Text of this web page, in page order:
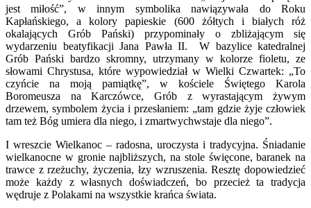
jest miłość”, w innym symbolika nawiązywała do Roku
Kapłańskiego, a kolory papieskie (600 żółtych i białych róż
okalających Grób Pański) przypominały o zbliżającym się
wydarzeniu beatyfikacji Jana Pawła II. W bazylice katedralnej
Grób Pański bardzo skromny, utrzymany w kolorze fioletu, ze
słowami Chrystusa, które wypowiedział w Wielki Czwartek: „To
czyńcie na moją pamiątkę”, w kościele Świętego Karola
Boromeusza na Karczówce, Grób z wyrastającym żywym
drzewem, symbolem życia i przesłaniem: „tam gdzie żyje człowiek
tam też Bóg umiera dla niego, i zmartwychwstaje dla niego”.
I wreszcie Wielkanoc – radosna, uroczysta i tradycyjna. Śniadanie
wielkanocne w gronie najbliższych, na stole święcone, baranek na
trawce z rzeżuchy, życzenia, łzy wzruszenia. Resztę dopowiedzieć
może każdy z własnych doświadczeń, bo przecież ta tradycja
wędruje z Polakami na wszystkie krańca świata.